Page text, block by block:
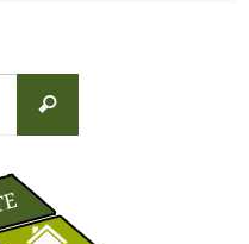
Suchen